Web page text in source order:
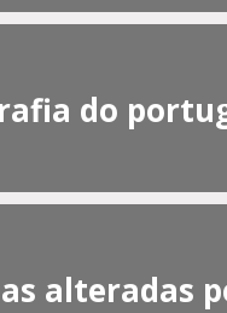
do
alteradas